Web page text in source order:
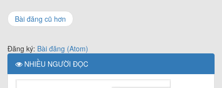
Bài đăng cũ hơn
Đăng ký: Bài đăng (Atom)
NHIỀU NGƯỜI ĐỌC